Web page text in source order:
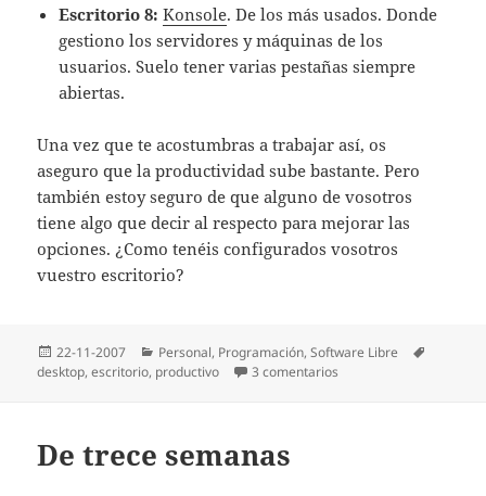
Escritorio 8: Konsole. De los más usados. Donde
gestiono los servidores y máquinas de los
usuarios. Suelo tener varias pestañas siempre
abiertas.
Una vez que te acostumbras a trabajar así­, os
aseguro que la productividad sube bastante. Pero
también estoy seguro de que alguno de vosotros
tiene algo que decir al respecto para mejorar las
opciones. ¿Como tenéis configurados vosotros
vuestro escritorio?
Publicado
el
22-11-2007 Categorías
Personal, Programación,Software Libre
desktop,escritorio, productivo 3 comentarios
De trece semanas